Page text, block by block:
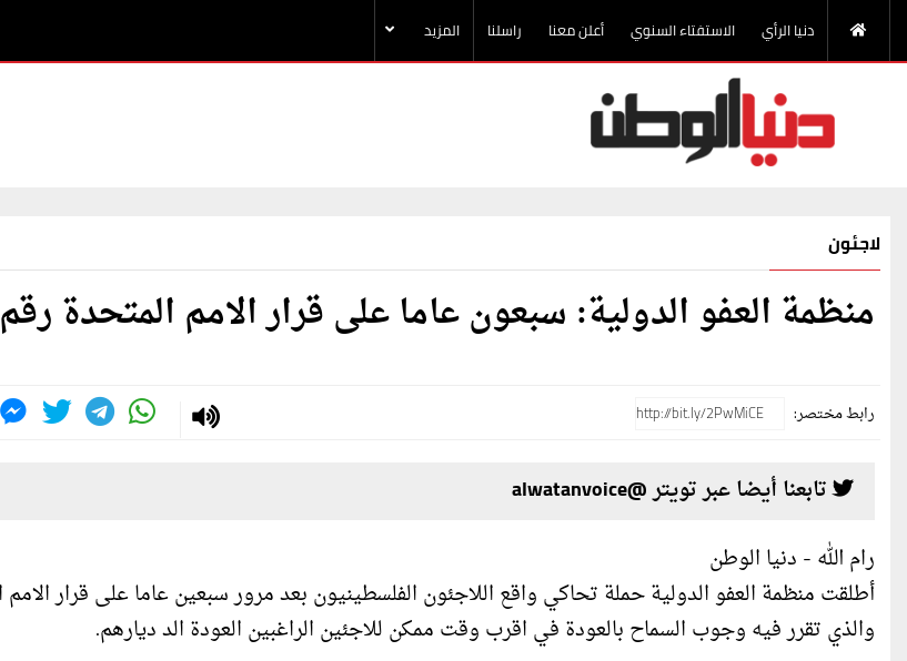
دنيا الرأي الاستفتاء السنوي أعلن معنا راسلنا المزيد
لاجئون
منظمة العفو الدولية: سبعون عاما على قرار الامم المتحدة رقم ١١٩٤
رابط مختصر:
تابعنا أيضا عبر تويتر @alwatanvoice
رام الله - دنيا الوطن
والذي تقرر فيه وجوب السماح بالعودة في اقرب وقت ممكن للاجئين الراغبين العودة الد ديارهم.